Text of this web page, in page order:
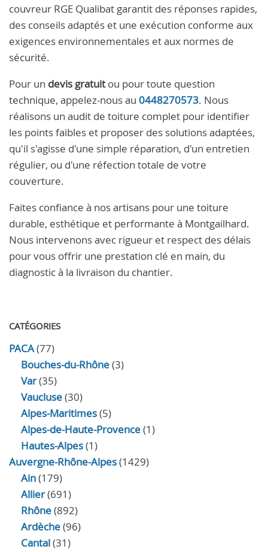
couvreur RGE Qualibat garantit des réponses rapides,
des conseils adaptés et une exécution conforme aux
exigences environnementales et aux normes de
sécurité.
Pour un devis gratuitou pour toute question
technique, appelez-nous au 0448270573. Nous
réalisons un audit de toiture complet pour identifier
les points faibles et proposer des solutions adaptées,
qu'il s'agisse d'une simple réparation, d'un entretien
régulier, ou d'une réfection totale de votre
couverture.
Faites confiance à nos artisans pour une toiture
durable, esthétique et performante à Montgailhard.
Nous intervenons avec rigueur et respect des délais
pour vous offrir une prestation clé en main, du
diagnostic à la livraison du chantier.
CATÉGORIES
PACA(77)
Bouches-du-Rhône(3)
Var(35)
Vaucluse(30)
Alpes-Maritimes(5)
Alpes-de-Haute-Provence(1)
Hautes-Alpes(1)
Auvergne-Rhône-Alpes(1429)
Ain(179)
Allier(691)
Rhône(892)
Ardèche(96)
Cantal(31)